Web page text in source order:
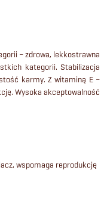
– zdrowa, lekkostrawna
kategorii. Stabilizacja
karmy. Z witaminą E –
Wysoka akceptowalność
wspomaga reprodukcję